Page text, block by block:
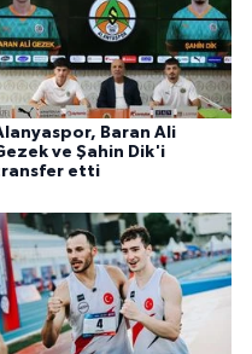
Baran Ali
ve Şahin Dik'i
etti